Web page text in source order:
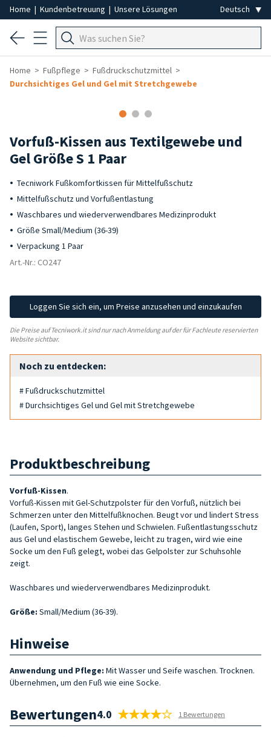
Home | Kundenbetreuung | Unsere Lösungen
Home Fußpflege
Fußdruckschutzmittel
Durchsichtiges Gel und Gel mit Stretchgewebe
Vorfuß-Kissen aus Textilgewebe und
Gel Größe S 1 Paar
Tecniwork Fußkomfortkissen für Mittelfußschutz
Mittelfußschutz und Vorfußentlastung
Waschbares und wiederverwendbares Medizinprodukt
Größe Small/Medium (36-39)
Verpackung 1 Paar
Art.-Nr.: CO247
Loggen Sie sich ein, um Preise anzusehen und einzukaufen
Die Preise auf Tecniwork.it sind nur nach Anmeldung auf der für Fachleute reservierten
Website sichtbar.
Noch zu entdecken:
# Fußdruckschutzmittel
# Durchsichtiges Gel und Gel mit Stretchgewebe
Produktbeschreibung
Vorfuß-Kissen.
Vorfuß-Kissen mit Gel-Schutzpolster für den Vorfuß, nützlich bei
Schmerzen unter den Mittelfußknochen. Beugt vor und lindert Stress
(Laufen, Sport), langes Stehen und Schwielen. Fußentlastungsschutz
aus Gel und elastischem Gewebe, leicht zu tragen, wird wie eine
Socke um den Fuß gelegt, wobei das Gelpolster zur Schuhsohle
zeigt.
Waschbares und wiederverwendbares Medizinprodukt.
Größe: Small/Medium (36-39).
Hinweise
Anwendung und Pflege: Mit Wasser und Seife waschen. Trocknen.
Übernehmen, um den Fuß wie eine Socke.
Bewertungen4.0 1 Bewertungen